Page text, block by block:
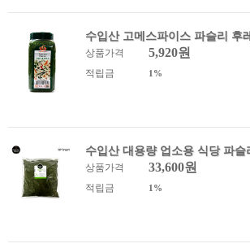
수입산 고메스파이스 파슬리 후
상품가격 5,920원
적립금 1%
수입산 대용량 업소용 식당 파
상품가격 33,600원
적립금 1%